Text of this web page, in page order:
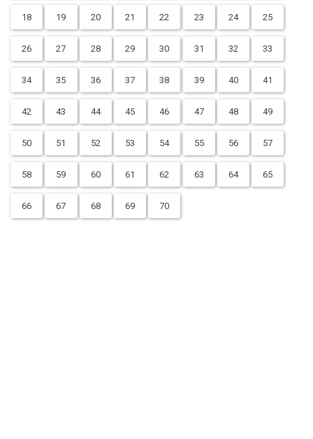
18 19 20 21 22 23 24 25
26 27 28 29 30 31 32 33
34 35 36 37 38 39 40 41
42 43 44 45 46 47 48 49
50 51 52 53 54 55 56 57
58 59 60 61 62 63 64 65
66 67 68 69 70